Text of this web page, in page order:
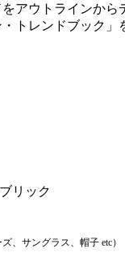
アウトラインから
トレンドブック」
リック
、サングラス、帽子 etc）